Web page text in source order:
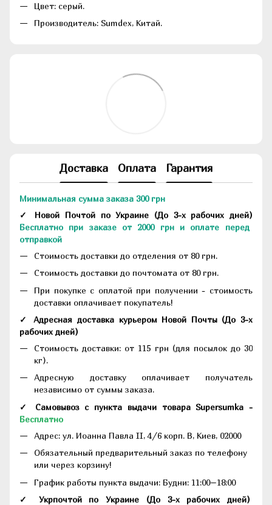
Цвет: серый.
Производитель: Sumdex, Китай.
Доставка Оплата Гарантия
Минимальная сумма заказа 300 грн
✓ Новой Почтой по Украине (До 3-х рабочих дней)
Бесплатно при заказе от 2000 грн и оплате перед
отправкой
Стоимость доставки до отделения от 80 грн.
Стоимость доставки до почтомата от 80 грн.
При покупке с оплатой при получении - стоимость
доставки оплачивает покупатель!
✓ Адресная доставка курьером Новой Почты (До 3-х
рабочих дней)
Стоимость доставки: от 115 грн (для посылок до 30
кг).
Адресную доставку оплачивает получатель
независимо от суммы заказа.
✓ Самовывоз с пункта выдачи товара Supersumka -
Бесплатно
Адрес: ул. Иоанна Павла II, 4/6 корп. В, Киев, 02000
Обязательный предварительный заказ по телефону
или через корзину!
График работы пункта выдачи: Будни: 11:00–18:00
✓ Укрпочтой по Украине (До 3-х рабочих дней)